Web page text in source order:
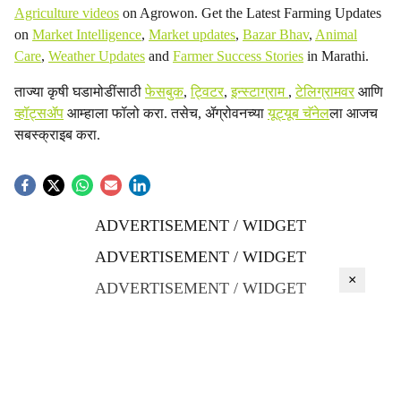
Agriculture videos on Agrowon. Get the Latest Farming Updates
on Market Intelligence, Market updates, Bazar Bhav, Animal
Care, Weather Updates and Farmer Success Stories in Marathi.
ताज्या कृषी घडामोडींसाठीफेसबुक,ट्विटर,इन्स्टाग्राम ,टेलिग्रामवरआणि
व्हॉट्सॲप आम्हाला फॉलो करा. तसेच, ॲग्रोवनच्यायूट्यूब चॅनेलला आजच
सबस्क्राइब करा.
ADVERTISEMENT / WIDGET
ADVERTISEMENT / WIDGET
ADVERTISEMENT / WIDGET
×